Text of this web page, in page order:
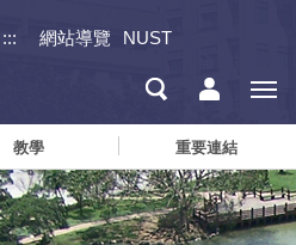
::: 網站導覽 NUST
教學 重要連結